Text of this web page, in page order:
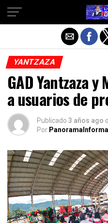
YANTZAZA
GAD Yantzaza y
a usuarios de
Publicado 3 años ago
Por
Salir de la